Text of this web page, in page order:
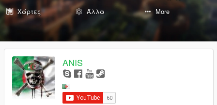
Χάρτες
Άλλα More
ANIS